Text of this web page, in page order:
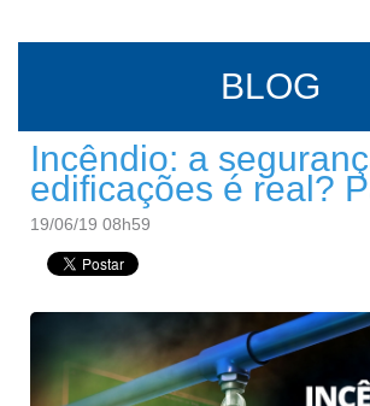
BLOG
Incêndio: a
edificações é real?
19/06/19 08h59